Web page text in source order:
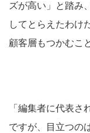
ズが高い」と踏み
してとらえたわけ
顧客層もつかむこ
「編集者に代表
ですが、目立つの